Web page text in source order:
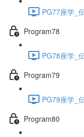
PG77座学_
Program78
PG78座学_
Program79
PG79座学_
Program80